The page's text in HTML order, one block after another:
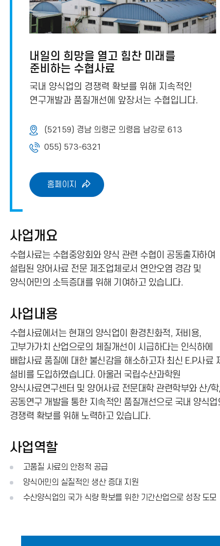
내일의 희망을 열고 힘찬 미래를
준비하는 수협사료
국내 양식업의 경쟁력 확보를 위해 지속적인
연구개발과 품질개선에 앞장서는 수협입니다.
(52159) 경남 의령군 의령읍 남강로 613
055) 573-6321
홈페이지
사업개요
수협사료는 수협중앙회와 양식 관련 수협이 공동출자하여
설립된 양어사료 전문 제조업체로서 연안오염 경감 및
양식어민의 소득증대를 위해 기여하고 있습니다.
사업내용
수협사료에서는 현재의 양식업이 환경친화적, 저비용,
고부가가치 산업으로의 체질개선이 시급하다는 인식하에
배합사료 품질에 대한 불신감을 해소하고자 최신 E.P사료
설비를 도입하였습니다. 아울러 국립수산과학원
양식사료연구센터 및 양어사료 전문대학 관련학부와 산/
공동연구 개발을 통한 지속적인 품질개선으로 국내 양식업
경쟁력 확보를 위해 노력하고 있습니다.
사업역할
고품질 사료의 안정적 공급
양식어민의 실질적인 생산 증대 지원
수산양식업의 국가 식량 확보를 위한 기간산업으로 성장 도모